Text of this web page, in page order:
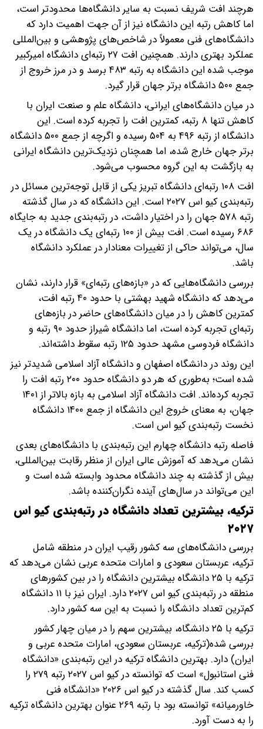
هرچند افت شریف نسبت به سایر دانشگاه‌ها محدودتر است،
اما کاهش رتبه این دانشگاه نیز از آن جهت اهمیت دارد که
دانشگاه‌های فنی معمولاً در شاخص‌های پژوهشی و بین‌المللی
عملکرد بهتری دارند. همچنین افت ۲۷ رتبه‌ای دانشگاه امیرکبیر
موجب شده این دانشگاه به رتبه ۴۸۳ برسد و در مرز خروج از
جمع ۵۰۰ دانشگاه برتر جهان قرار گیرد.
در میان دانشگاه‌های ایرانی، دانشگاه علم و صنعت ایران با
کاهش تنها ۸ رتبه، کمترین افت را تجربه کرده است. این
دانشگاه از رتبه ۴۹۶ به ۵۰۴ رسیده و اگرچه از جمع ۵۰۰ دانشگاه
برتر جهان خارج شده، اما همچنان نزدیک‌ترین دانشگاه ایرانی
به بازگشت به این گروه محسوب می‌شود.
افت ۱۰۸ رتبه‌ای دانشگاه تبریز یکی از قابل توجه‌ترین مسائل در
رتبه‌بندی کیو اس ۲۰۲۷ است. این دانشگاه که در سال گذشته
رتبه ۵۷۸ جهان را در اختیار داشت، در رتبه‌بندی جدید به جایگاه
۶۸۶ رسیده است. افت بیش از ۱۰۰ رتبه‌ای یک دانشگاه در یک
سال، می‌تواند حاکی از تغییرات معنادار در عملکرد دانشگاه
باشد.
بررسی دانشگاه‌هایی که در «بازه‌های رتبه‌ای» قرار دارند، نشان
می‌دهد که دانشگاه شهید بهشتی با حدود ۴۰ رتبه افت،
کمترین کاهش را در میان دانشگاه‌های حاضر در بازه‌های
رتبه‌ای تجربه کرده است، اما دانشگاه شیراز حدود ۹۰ رتبه و
دانشگاه فردوسی مشهد حدود ۱۲۵ رتبه سقوط داشته‌اند.
این روند در دانشگاه اصفهان و دانشگاه آزاد اسلامی شدیدتر نیز
شده است؛ به‌طوری که هر دو دانشگاه حدود ۲۰۰ رتبه افت را
تجربه کرده‌اند. افت دانشگاه آزاد اسلامی به بازه بالاتر از ۱۴۰۱
جهان، به معنای خروج این دانشگاه از جمع ۱۴۰۰ دانشگاه
نخست رتبه‌بندی کیو اس است.
فاصله رتبه دانشگاه چهارم این رتبه‌بندی با دانشگاه‌های بعدی
نشان می‌دهد که آموزش عالی ایران از منظر رقابت بین‌المللی،
بیش از گذشته به چند دانشگاه محدود وابسته شده است و
این می‌تواند در سال‌های آینده نگران‌کننده باشد.
ترکیه، بیشترین تعداد دانشگاه در رتبه‌بندی کیو اس
۲۰۲۷
بررسی دانشگاه‌های سه کشور رقیب ایران در منطقه شامل
ترکیه، عربستان سعودی و امارات متحده عربی نشان می‌دهد که
ترکیه با ۲۵ دانشگاه بیشترین دانشگاه‌ را در بین کشورهای
منطقه در رتبه‌بندی کیو اس ۲۰۲۷ دارد. ایران نیز با ۱۱ دانشگاه
کم‌ترین تعداد دانشگاه را نسبت به این سه کشور دارد.
ترکیه با ۲۵ دانشگاه، بیشترین سهم را در میان چهار کشور
بررسی شده(ترکیه، عربستان سعودی، امارات متحده عربی و
ایران) دارد. بهترین دانشگاه ترکیه در این رتبه‌بندی «دانشگاه
فنی استانبول» است که توانسته در کیو اس ۲۰۲۷ رتبه ۲۷۹ را
کسب کند. سال گذشته در کیو اس ۲۰۲۶ «دانشگاه فنی
خاورمیانه» توانسته بود با رتبه ۲۶۹ عنوان بهترین دانشگاه ترکیه
را به دست آورد.